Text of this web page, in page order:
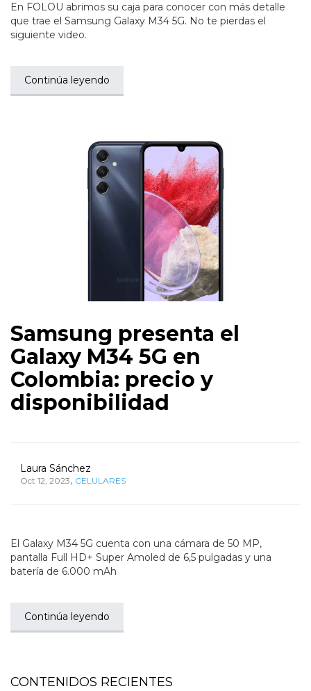
En FOLOU abrimos su caja para conocer con más detalle
que trae el Samsung Galaxy M34 5G. No te pierdas el
siguiente video.
Continúa leyendo
Samsung presenta el
Galaxy M34 5G en
Colombia: precio y
disponibilidad
Laura Sánchez
Oct 12, 2023, CELULARES
El Galaxy M34 5G cuenta con una cámara de 50 MP,
pantalla Full HD+ Super Amoled de 6,5 pulgadas y una
batería de 6.000 mAh
Continúa leyendo
CONTENIDOS RECIENTES